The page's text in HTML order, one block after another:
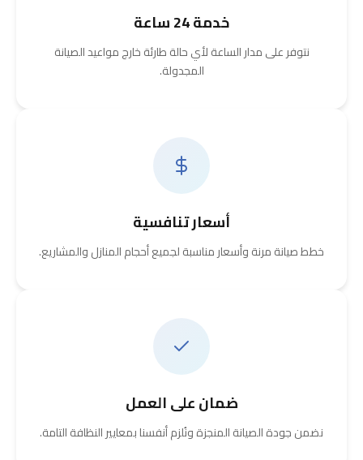
خدمة 24 ساعة
نتوفر على مدار الساعة لأي حالة طارئة خارج مواعيد الصيانة
المجدولة.
أسعار تنافسية
خطط صيانة مرنة وأسعار مناسبة لجميع أحجام المنازل والمشاريع.
ضمان على العمل
نضمن جودة الصيانة المنجزة ونُلزم أنفسنا بمعايير النظافة التامة.